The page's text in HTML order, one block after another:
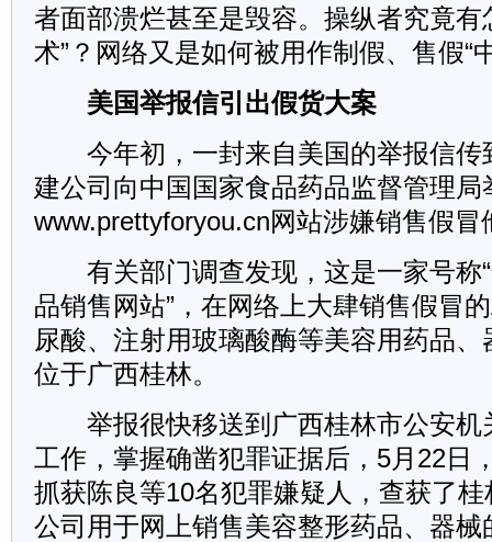
者面部溃烂甚至是毁容。操纵者究竟有
术”？网络又是如何被用作制假、售假“
美国举报信引出假货大案
今年初，一封来自美国的举报信传
建公司向中国国家食品药品监督管理局
www.prettyforyou.cn网站涉嫌销售假冒
有关部门调查发现，这是一家号称“
品销售网站”，在网络上大肆销售假冒
尿酸、注射用玻璃酸酶等美容用药品
位于广西桂林。
举报很快移送到广西桂林市公安机
工作，掌握确凿犯罪证据后，5月22日
抓获陈良等10名犯罪嫌疑人，查获了
公司用于网上销售美容整形药品、器械